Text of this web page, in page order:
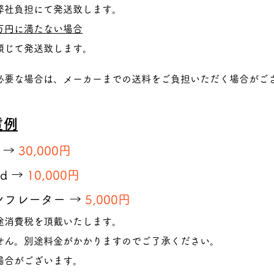
負担にて発送致します。
円に満たない場合
じて発送致します。
な場合は、メーカーまでの送料をご負担いただく場合がご
→ 30,000円
→ 10,000円
フレーター → 5,000円
費税を頂戴いたします。
。別途料金がかかりますのでご了承ください。
がございます。